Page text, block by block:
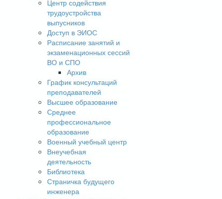
Центр содействия
трудоустройства
выпусников
Доступ в ЭИОС
Расписание занятий и
экзаменационных сессий
ВО и СПО
Архив
График консультаций
преподавателей
Высшее образование
Среднее
профессиональное
образование
Военный учебный центр
Внеучебная
деятельность
Библиотека
Страничка будущего
инженера